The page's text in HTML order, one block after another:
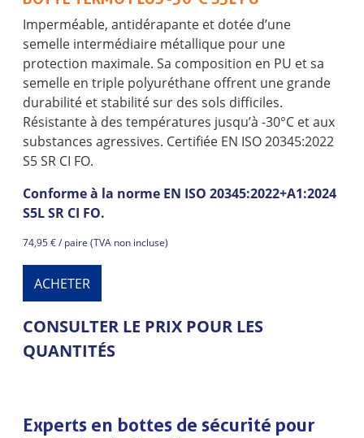
Imperméable, antidérapante et dotée d’une
semelle intermédiaire métallique pour une
protection maximale. Sa composition en PU et sa
semelle en triple polyuréthane offrent une grande
durabilité et stabilité sur des sols difficiles.
Résistante à des températures jusqu’à -30°C et aux
substances agressives. Certifiée EN ISO 20345:2022
S5 SR CI FO.
Conforme à la norme EN ISO 20345:2022+A1:2024
S5L SR CI FO.
74,95 € / paire (TVA non incluse)
ACHETER
CONSULTER LE PRIX POUR LES
QUANTITÉS
Experts en bottes de sécurité pour